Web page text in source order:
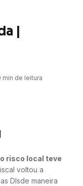
|
min de leitura
risco local teve
voltou a
DIsde maneira